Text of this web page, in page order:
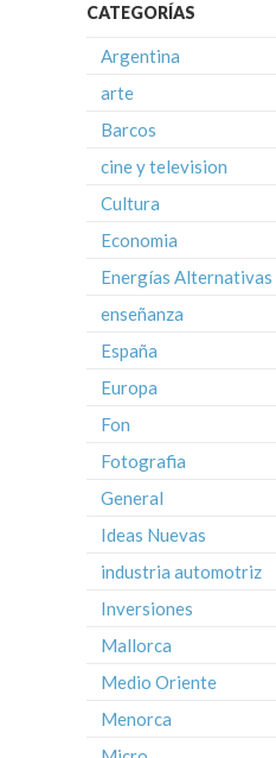
CATEGORÍAS
Argentina
arte
Barcos
cine y television
Cultura
Economia
Energías Alternativas
enseñanza
España
Europa
Fon
Fotografia
General
Ideas Nuevas
industria automotriz
Inversiones
Mallorca
Medio Oriente
Menorca